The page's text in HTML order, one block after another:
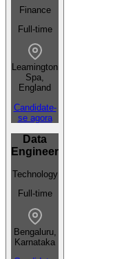
Finance
Full-time
Leamington
Spa,
England
Candidate-
se agora
Data
Engineer
Technology
Full-time
Bengaluru,
Karnataka